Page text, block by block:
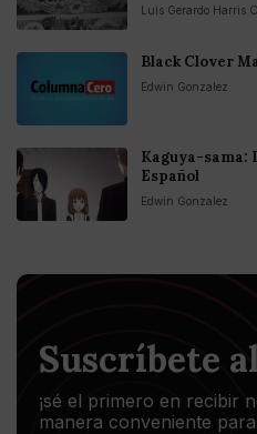
Luis Gerardo Harris
Black Clover
Edwin Gonzalez
Kaguya-sama:
Español
Edwin Gonzalez
Suscríbete
¡sé el primero en recibir
manera conveniente